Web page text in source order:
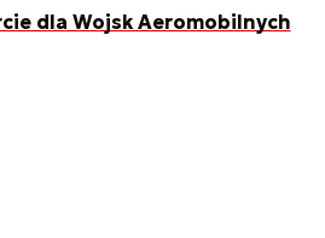
dla Wojsk Aeromobilnych